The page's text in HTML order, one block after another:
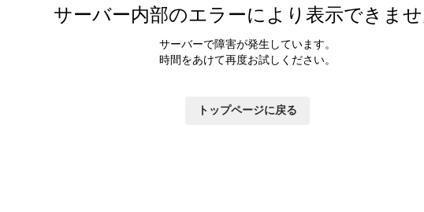
サーバー内部のエラーにより表示できま
サーバーで障害が発生しています。
時間をあけて再度お試しください。
トップページに戻る